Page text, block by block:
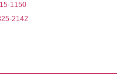
1150
2142